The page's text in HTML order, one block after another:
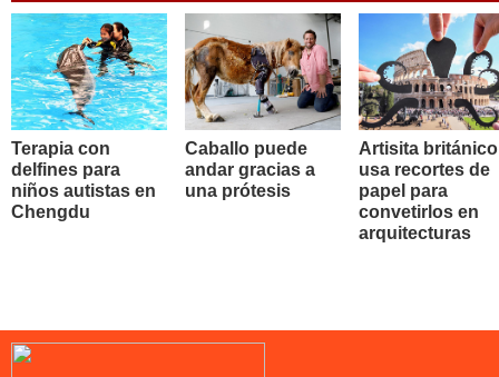
Terapia con
delfines para
niños autistas en
Chengdu
Caballo puede
andar gracias a
una prótesis
Artisita británico
usa recortes de
papel para
convetirlos en
arquitecturas